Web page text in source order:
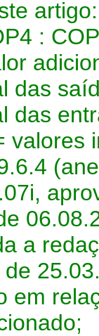
artigo:
:
das
das
valores
a
em